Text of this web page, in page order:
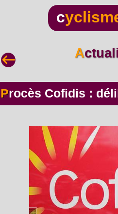
c
Procès Cofidis :